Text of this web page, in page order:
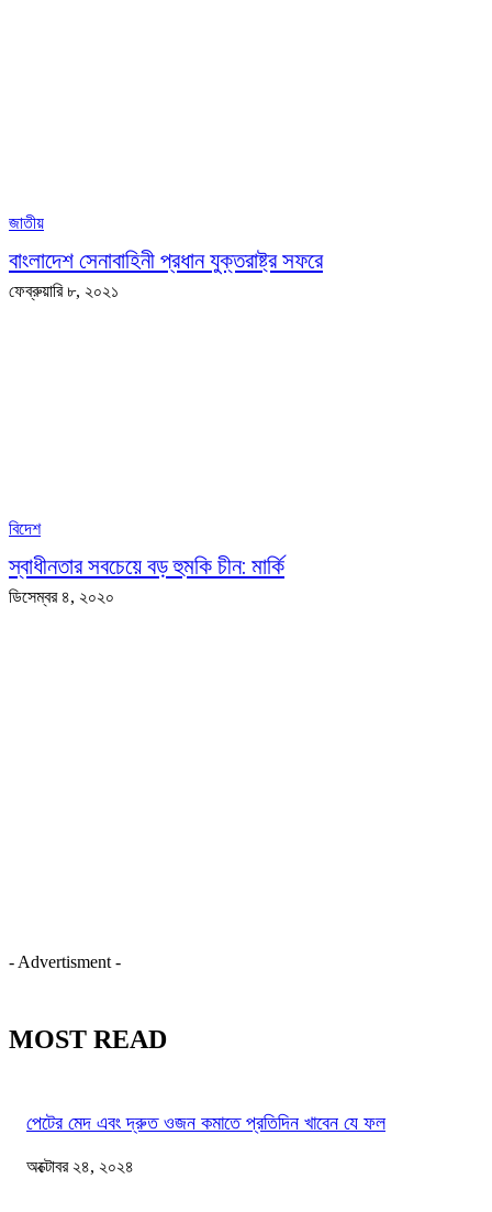
জাতীয়
বাংলাদেশ সেনাবাহিনী প্রধান যুক্তরাষ্ট্র সফরে
ফেব্রুয়ারি ৮, ২০২১
বিদেশ
স্বাধীনতার সবচেয়ে বড় হুমকি চীন: মার্কি
ডিসেম্বর ৪, ২০২০
- Advertisment -
MOST READ
পেটের মেদ এবং দ্রুত ওজন কমাতে প্রতিদিন খাবেন যে ফল
অক্টোবর ২৪, ২০২৪